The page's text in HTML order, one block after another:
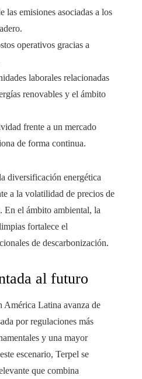
las emisiones asociadas a los
operativos gracias a
laborales relacionadas
renovables y el ámbito
frente a un mercado
de forma continua.
diversificación energética
a la volatilidad de precios de
En el ámbito ambiental, la
fortalece el
de descarbonización.
al futuro
América Latina avanza de
por regulaciones más
y una mayor
escenario, Terpel se
que combina